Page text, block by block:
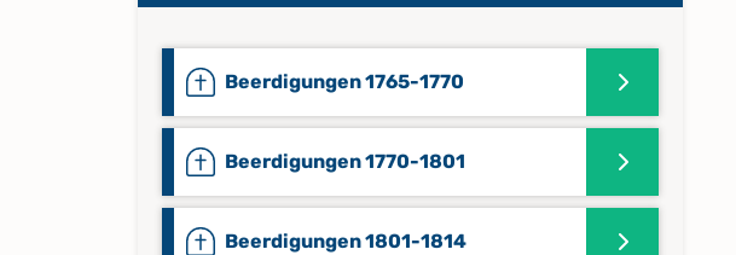
Beerdigungen 1765-1770
Beerdigungen 1770-1801
Beerdigungen 1801-1814